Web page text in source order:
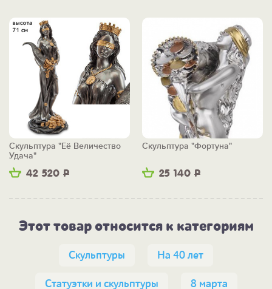
42 520 Р
Скульптура "Её Величество
Удача"
25 140 Р
Скульптура "Фортуна"
Этот товар относится к категориям
Скульптуры На 40 лет
Статуэтки и скульптуры 8 марта